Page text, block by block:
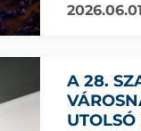
2026.06.01
A 28.
UTOLSÓ